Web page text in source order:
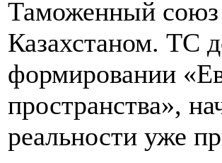
Таможенный
Казахстаном. ТС
формировании
пространства»,
реальности уже